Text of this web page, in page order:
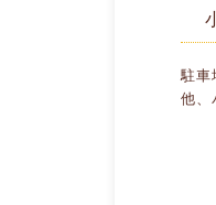
駐車
他、